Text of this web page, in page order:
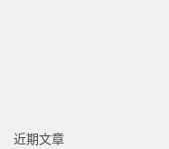
近期文章